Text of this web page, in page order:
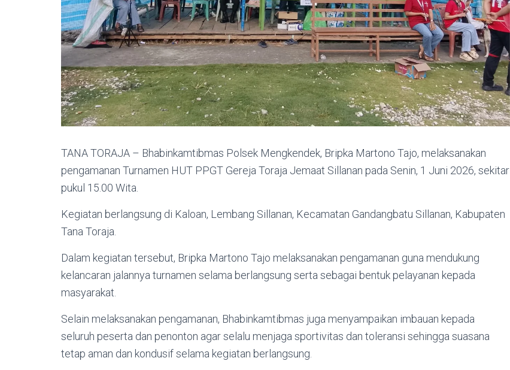
TANA TORAJA – Bhabinkamtibmas Polsek Mengkendek, Bripka Martono Tajo, melaksanakan
pengamanan Turnamen HUT PPGT Gereja Toraja Jemaat Sillanan pada Senin, 1 Juni 2026, sekitar
pukul 15.00 Wita.
Kegiatan berlangsung di Kaloan, Lembang Sillanan, Kecamatan Gandangbatu Sillanan, Kabupaten
Tana Toraja.
Dalam kegiatan tersebut, Bripka Martono Tajo melaksanakan pengamanan guna mendukung
kelancaran jalannya turnamen selama berlangsung serta sebagai bentuk pelayanan kepada
masyarakat.
Selain melaksanakan pengamanan, Bhabinkamtibmas juga menyampaikan imbauan kepada
seluruh peserta dan penonton agar selalu menjaga sportivitas dan toleransi sehingga suasana
tetap aman dan kondusif selama kegiatan berlangsung.